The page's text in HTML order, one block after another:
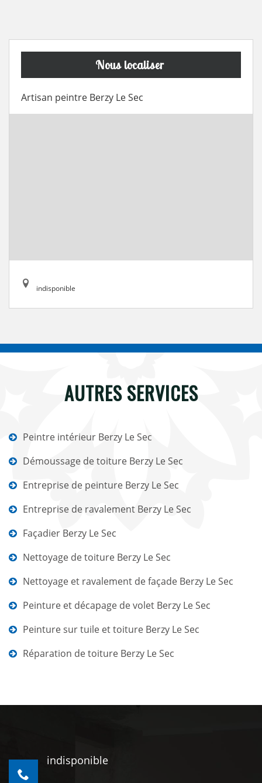
Nous localiser
Artisan peintre Berzy Le Sec
indisponible
AUTRES SERVICES
Peintre intérieur Berzy Le Sec
Démoussage de toiture Berzy Le Sec
Entreprise de peinture Berzy Le Sec
Entreprise de ravalement Berzy Le Sec
Façadier Berzy Le Sec
Nettoyage de toiture Berzy Le Sec
Nettoyage et ravalement de façade Berzy Le Sec
Peinture et décapage de volet Berzy Le Sec
Peinture sur tuile et toiture Berzy Le Sec
Réparation de toiture Berzy Le Sec
indisponible